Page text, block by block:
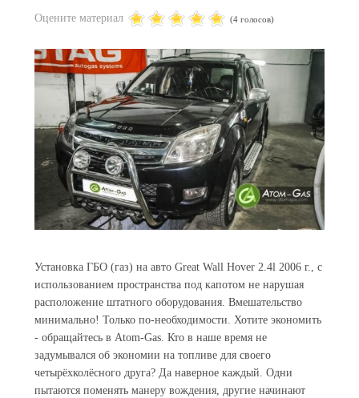
Оцените материал (4 голосов)
Установка ГБО (газ) на авто Great Wall Hover 2.4l 2006 г., с
использованием пространства под капотом не нарушая
расположение штатного оборудования. Вмешательство
минимально! Только по-необходимости. Хотите экономить
- обращайтесь в Atom-Gas. Кто в наше время не
задумывался об экономии на топливе для своего
четырёхколёсного друга? Да наверное каждый. Одни
пытаются поменять манеру вождения, другие начинают